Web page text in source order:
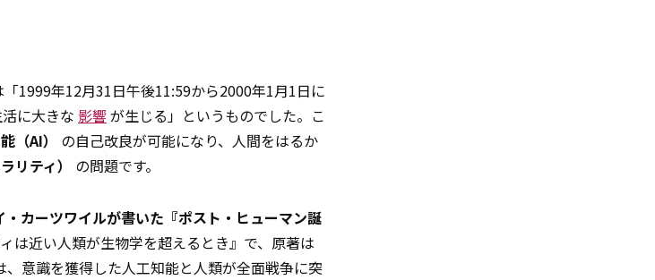
「1999年12月31日午後11:59から2000年1月1日に
に大きな 影響が生じる」というものでした。こ
（AI）
の自己改良が可能になり、人間をはるか
リティ） の問題です。
・カーツワイルが書いた『ポスト・ヒューマン誕
は近い――人類が生物学を超えるとき』で、原著は
、意識を獲得した人工知能と人類が全面戦争に突